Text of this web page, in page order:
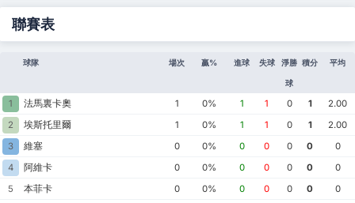
聯賽表
球隊 場次 贏% 進球 失球 淨勝
球
積分 平均
1 法馬裏卡奧 1 0% 1 1 0 1
2.00
2
埃斯托里爾 1 0% 1 1 0 1
2.00
3
維塞 0 0% 0 0 0 0
0
4
阿維卡 0 0% 0 0 0 0
0
5
本菲卡 0 0% 0 0 0 0
0